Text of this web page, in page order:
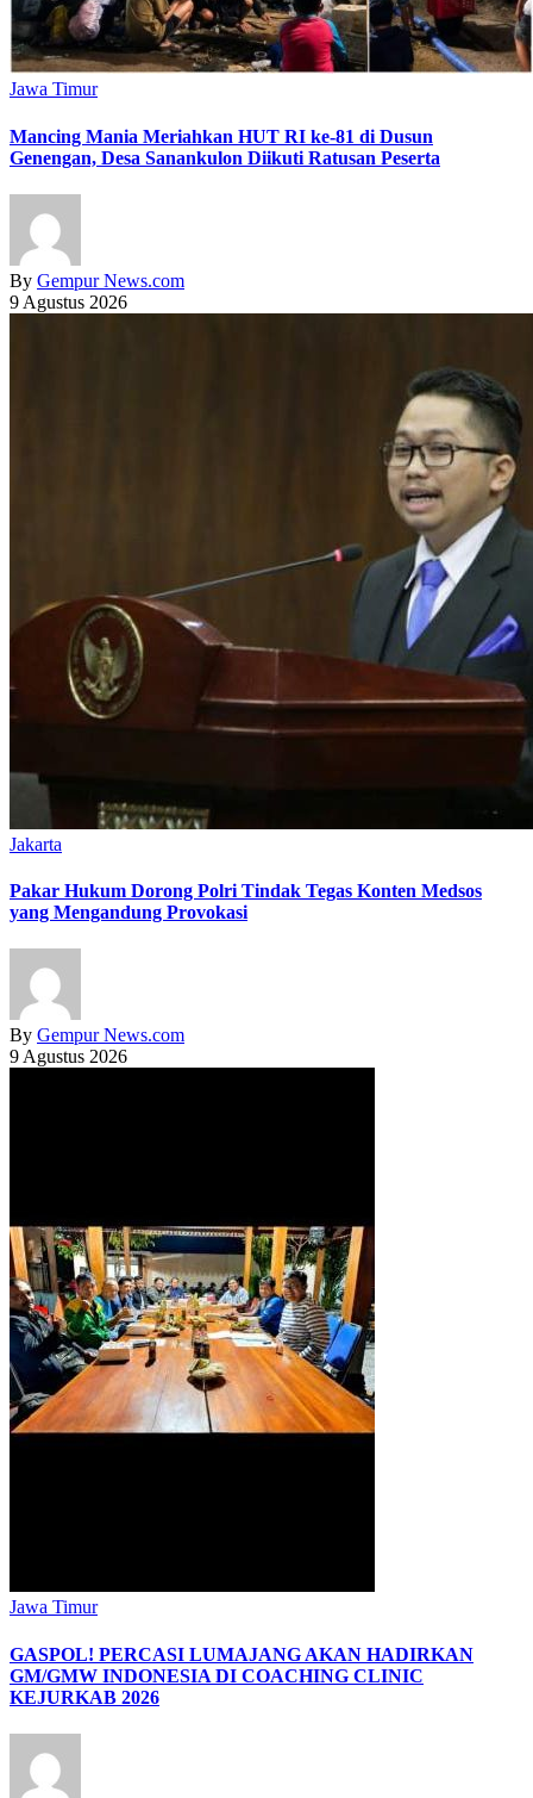
Jawa Timur
Mancing Mania Meriahkan HUT RI ke-81 di Dusun
Genengan, Desa Sanankulon Diikuti Ratusan Peserta
By Gempur News.com
9 Agustus 2026
Jakarta
Pakar Hukum Dorong Polri Tindak Tegas Konten Medsos
yang Mengandung Provokasi
By Gempur News.com
9 Agustus 2026
Jawa Timur
GASPOL! PERCASI LUMAJANG AKAN HADIRKAN
GM/GMW INDONESIA DI COACHING CLINIC
KEJURKAB 2026